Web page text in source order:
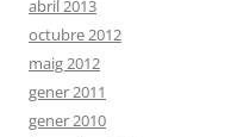
abril 2013
octubre 2012
maig 2012
gener 2011
gener 2010